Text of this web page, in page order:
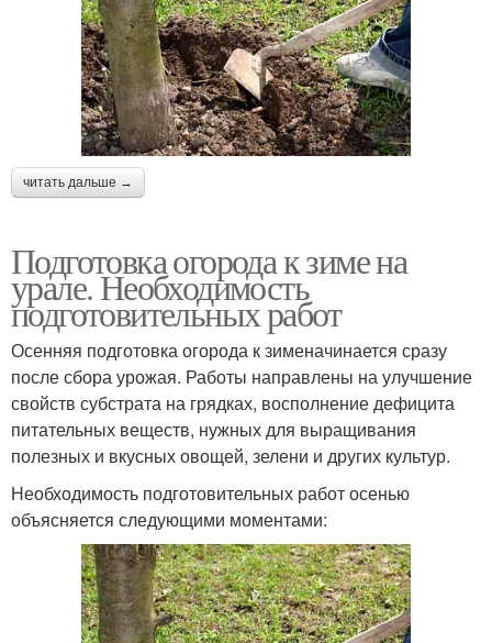
читать дальше →
Подготовка огорода к зиме на
урале. Необходимость
подготовительных работ
Осенняя подготовка огорода к зименачинается сразу
после сбора урожая. Работы направлены на улучшение
свойств субстрата на грядках, восполнение дефицита
питательных веществ, нужных для выращивания
полезных и вкусных овощей, зелени и других культур.
Необходимость подготовительных работ осенью
объясняется следующими моментами: